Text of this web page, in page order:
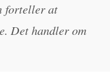
forteller at
Det handler om